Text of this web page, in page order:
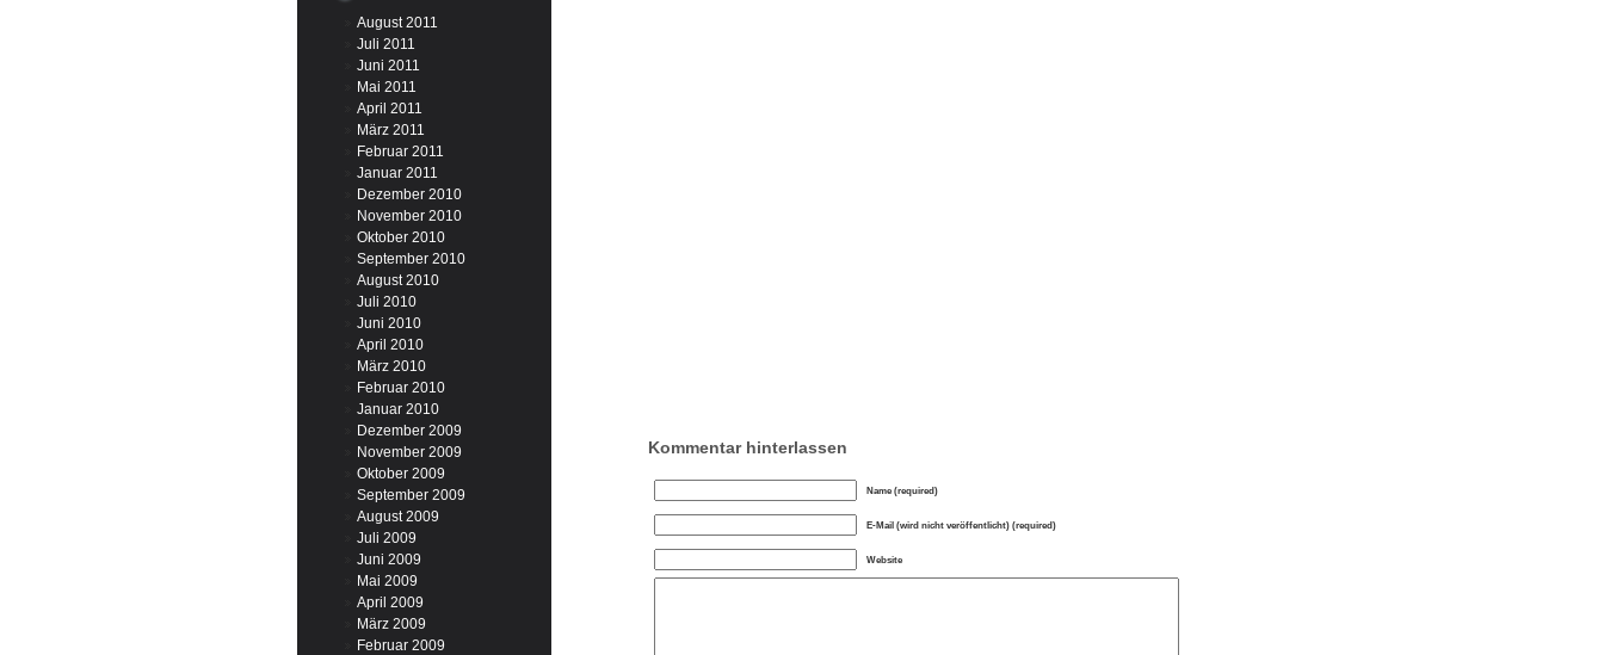
August 2011
Juli 2011
Juni 2011
Mai 2011
April 2011
März 2011
Februar 2011
Januar 2011
Dezember 2010
November 2010
Oktober 2010
September 2010
August 2010
Juli 2010
Juni 2010
April 2010
März 2010
Februar 2010
Januar 2010
Dezember 2009
November 2009
Oktober 2009
September 2009
August 2009
Juli 2009
Juni 2009
Mai 2009
April 2009
März 2009
Februar 2009
Kommentar hinterlassen
Name (required)
E-Mail (wird nicht veröffentlicht) (required)
Website